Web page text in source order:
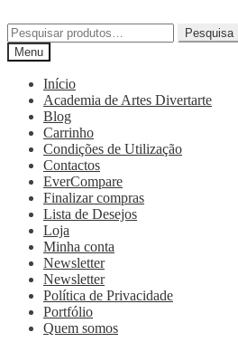
Pesquisa
Menu
Início
Academia de Artes Divertarte
Blog
Carrinho
Condições de Utilização
Contactos
EverCompare
Finalizar compras
Lista de Desejos
Loja
Minha conta
Newsletter
Newsletter
Política de Privacidade
Portfólio
Quem somos